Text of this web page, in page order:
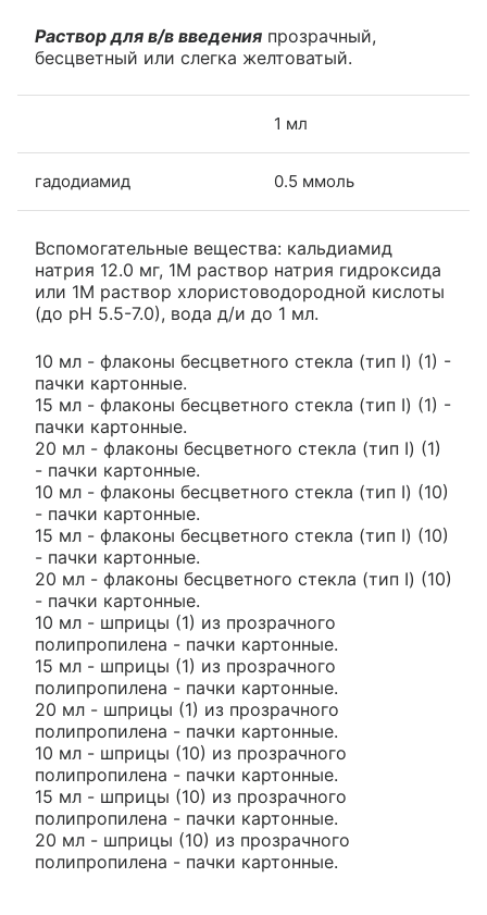
Раствор для в/в введения прозрачный,
бесцветный или слегка желтоватый.
1 мл
гадодиамид 0.5 ммоль
Вспомогательные вещества: кальдиамид
натрия 12.0 мг, 1М раствор натрия гидроксида
или 1М раствор хлористоводородной кислоты
(до рН 5.5-7.0), вода д/и до 1 мл.
10 мл - флаконы бесцветного стекла (тип I) (1) -
пачки картонные.
15 мл - флаконы бесцветного стекла (тип I) (1) -
пачки картонные.
20 мл - флаконы бесцветного стекла (тип I) (1)
- пачки картонные.
10 мл - флаконы бесцветного стекла (тип I) (10)
- пачки картонные.
15 мл - флаконы бесцветного стекла (тип I) (10)
- пачки картонные.
20 мл - флаконы бесцветного стекла (тип I) (10)
- пачки картонные.
10 мл - шприцы (1) из прозрачного
полипропилена - пачки картонные.
15 мл - шприцы (1) из прозрачного
полипропилена - пачки картонные.
20 мл - шприцы (1) из прозрачного
полипропилена - пачки картонные.
10 мл - шприцы (10) из прозрачного
полипропилена - пачки картонные.
15 мл - шприцы (10) из прозрачного
полипропилена - пачки картонные.
20 мл - шприцы (10) из прозрачного
полипропилена - пачки картонные.